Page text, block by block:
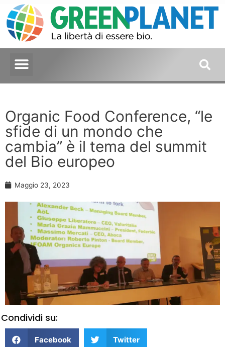
Organic Food Conference, “le
sfide di un mondo che
cambia” è il tema del summit
del Bio europeo
Maggio 23, 2023
Condividi su:
Facebook Twitter